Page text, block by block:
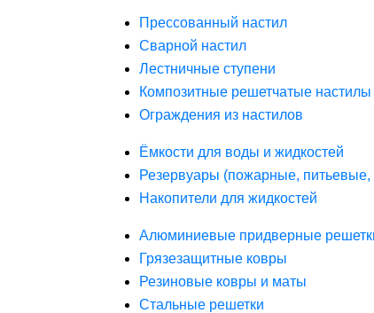
Прессованный настил
Сварной настил
Лестничные ступени
Композитные решетчатые настилы
Ограждения из настилов
Ёмкости для воды и жидкостей
Резервуары (пожарные, питьевые,
Накопители для жидкостей
Алюминиевые придверные
Грязезащитные ковры
Резиновые ковры и маты
Стальные решетки